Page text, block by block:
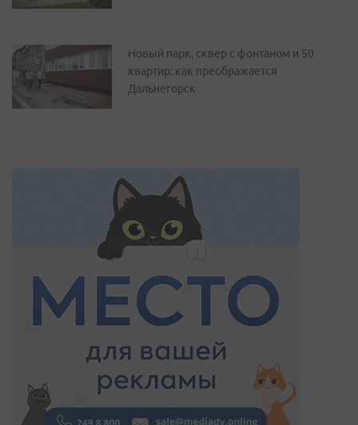
Новый парк, сквер с фонтаном и 50
квартир: как преображается
Дальнегорск